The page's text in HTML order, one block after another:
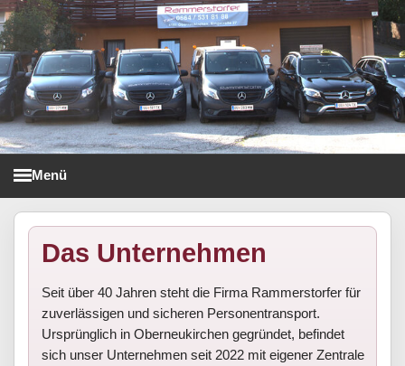
Taxi Rammerstorfer
Menü
Das Unternehmen
Seit über 40 Jahren steht die Firma Rammerstorfer für
zuverlässigen und sicheren Personentransport.
Ursprünglich in Oberneukirchen gegründet, befindet
sich unser Unternehmen seit 2022 mit eigener Zentrale